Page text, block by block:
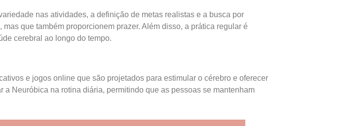
nas atividades, a definição de metas realistas e a busca por
que também proporcionem prazer. Além disso, a prática regular é
cerebral ao longo do tempo.
e jogos online que são projetados para estimular o cérebro e oferecer
Neuróbica na rotina diária, permitindo que as pessoas se mantenham